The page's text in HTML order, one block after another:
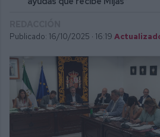
Publicado: 16/10/2025 · 16:19